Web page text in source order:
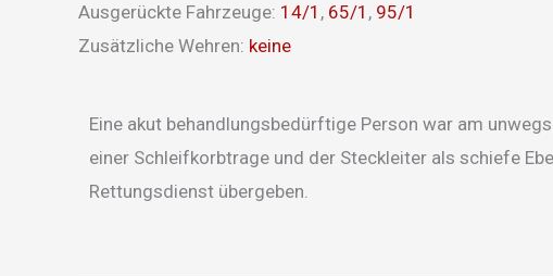
Ausgerückte Fahrzeuge: 14/1 , 65/1 , 95/1
Zusätzliche Wehren: keine
Eine akut behandlungsbedürftige Person war am
einer Schleifkorbtrage und der Steckleiter als schiefe
Rettungsdienst übergeben.